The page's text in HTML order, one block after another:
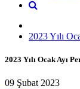
2023 Yılı
2023 Yılı Ocak Ayı
09 Şubat 2023